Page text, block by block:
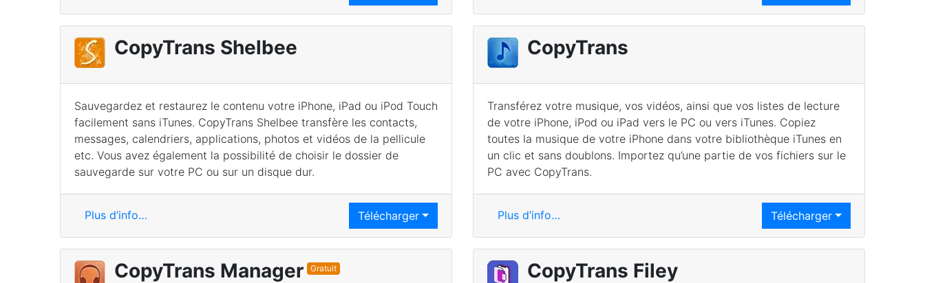
CopyTrans Shelbee
Sauvegardez et restaurez le contenu votre iPhone, iPad ou iPod Touch
facilement sans iTunes. CopyTrans Shelbee transfère les contacts,
messages, calendriers, applications, photos et vidéos de la pellicule
etc. Vous avez également la possibilité de choisir le dossier de
sauvegarde sur votre PC ou sur un disque dur.
Plus d’info… Télécharger
CopyTrans
Transférez votre musique, vos vidéos, ainsi que vos listes de lecture
de votre iPhone, iPod ou iPad vers le PC ou vers iTunes. Copiez
toutes la musique de votre iPhone dans votre bibliothèque iTunes en
un clic et sans doublons. Importez qu’une partie de vos fichiers sur le
PC avec CopyTrans.
Plus d’info… Télécharger
CopyTrans Manager Gratuit CopyTrans Filey